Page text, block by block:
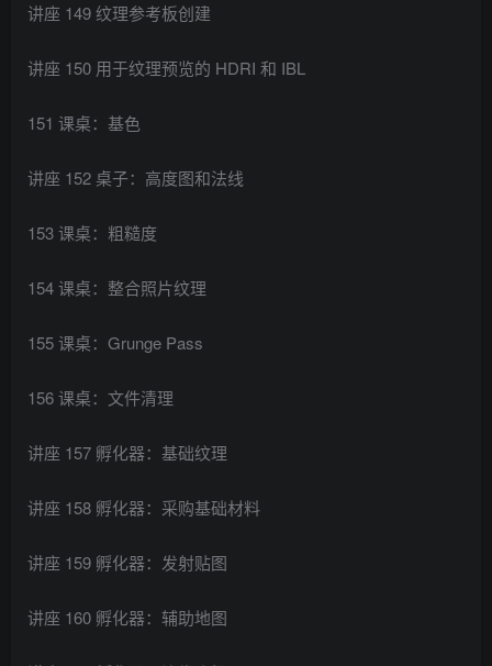
讲座 149 纹理参考板创建
讲座 150 用于纹理预览的 HDRI 和 IBL
151 课桌：基色
讲座 152 桌子：高度图和法线
153 课桌：粗糙度
154 课桌：整合照片纹理
155 课桌：Grunge Pass
156 课桌：文件清理
讲座 157 孵化器：基础纹理
讲座 158 孵化器：采购基础材料
讲座 159 孵化器：发射贴图
讲座 160 孵化器：辅助地图